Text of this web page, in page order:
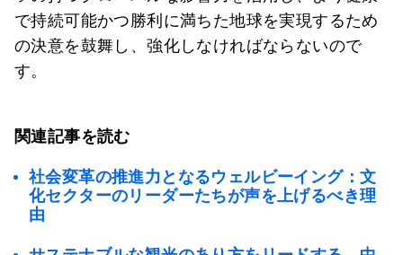
で持続可能かつ勝利に満ちた地球を実現するため
の決意を鼓舞し、強化しなければならないので
す。
関連記事を読む
社会変革の推進力となるウェルビーイング：文
化セクターのリーダーたちが声を上げるべき理
由